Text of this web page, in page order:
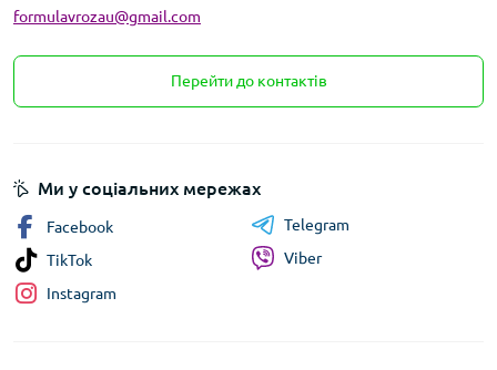
formulavrozau@gmail.com
Перейти до контактів
Ми у соціальних мережах
Facebook
TikTok
Instagram
Telegram
Viber